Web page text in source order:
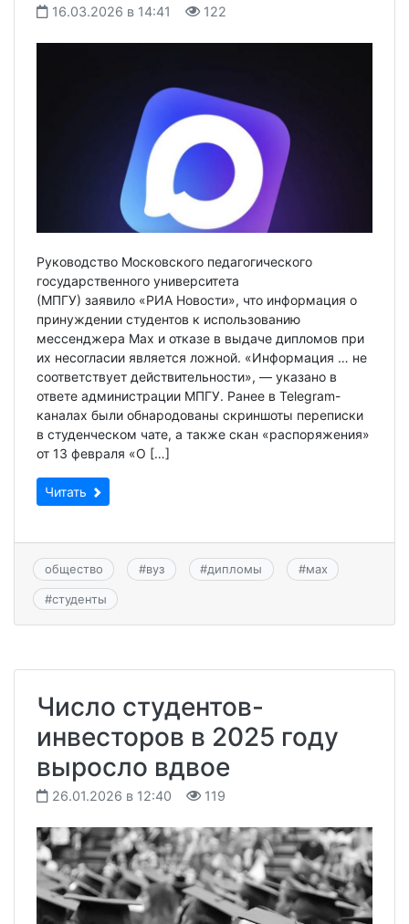
16.03.2026 в 14:41 122
Руководство Московского педагогического
государственного университета
(МПГУ) заявило «РИА Новости», что информация о
принуждении студентов к использованию
мессенджера Max и отказе в выдаче дипломов при
их несогласии является ложной. «Информация … не
соответствует действительности», — указано в
ответе администрации МПГУ. Ранее в Telegram-
каналах были обнародованы скриншоты переписки
в студенческом чате, а также скан «распоряжения»
от 13 февраля «О […]
Читать
общество #вуз #дипломы #мах
#студенты
Число студентов-
инвесторов в 2025 году
выросло вдвое
26.01.2026 в 12:40 119